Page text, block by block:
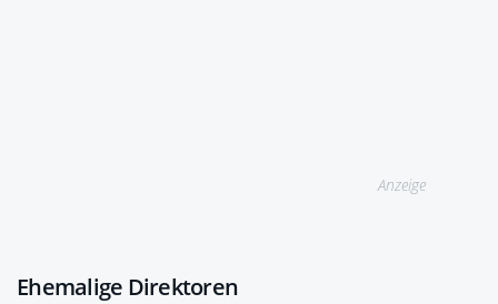
Anzeige
Ehemalige Direktoren